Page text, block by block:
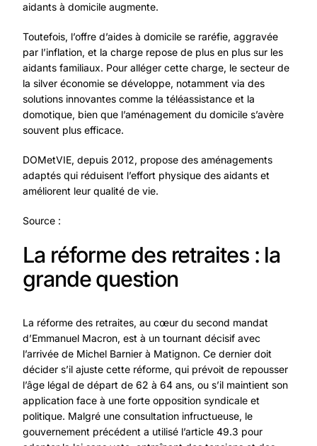
aidants à domicile augmente.
Toutefois, l’offre d’aides à domicile se raréfie, aggravée
par l’inflation, et la charge repose de plus en plus sur les
aidants familiaux. Pour alléger cette charge, le secteur de
la silver économie se développe, notamment via des
solutions innovantes comme la téléassistance et la
domotique, bien que l’aménagement du domicile s’avère
souvent plus efficace.
DOMetVIE, depuis 2012, propose des aménagements
adaptés qui réduisent l’effort physique des aidants et
améliorent leur qualité de vie.
Source :
La réforme des retraites : la
grande question
La réforme des retraites, au cœur du second mandat
d’Emmanuel Macron, est à un tournant décisif avec
l’arrivée de Michel Barnier à Matignon. Ce dernier doit
décider s’il ajuste cette réforme, qui prévoit de repousser
l’âge légal de départ de 62 à 64 ans, ou s’il maintient son
application face à une forte opposition syndicale et
politique. Malgré une consultation infructueuse, le
gouvernement précédent a utilisé l’article 49.3 pour